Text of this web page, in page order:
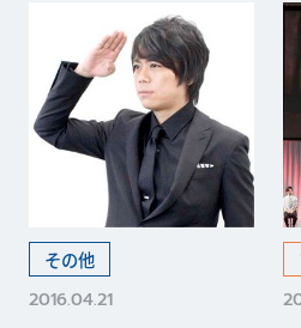
その他
2016.04.21